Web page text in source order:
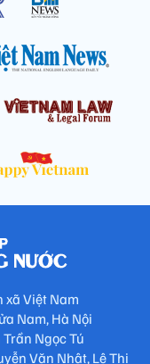
xã Việt Nam
Nam, Hà Nội
Ngọc Tú
Văn Nhật, Lê Thị